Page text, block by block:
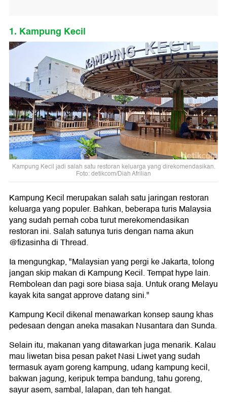
1. Kampung Kecil
Kampung Kecil jadi salah satu restoran keluarga yang direkomendasikan.
Foto: detikcom/Diah Afrilian
Kampung Kecil merupakan salah satu jaringan restoran
keluarga yang populer. Bahkan, beberapa turis Malaysia
yang sudah pernah coba turut merekomendasikan
restoran ini. Salah satunya turis dengan nama akun
@fizasinha di Thread.
Ia mengungkap, "Malaysian yang pergi ke Jakarta, tolong
jangan skip makan di Kampung Kecil. Tempat hype lain.
Rembolean dan pagi sore biasa saja. Untuk orang Melayu
kayak kita sangat approve datang sini."
Kampung Kecil dikenal menawarkan konsep saung khas
pedesaan dengan aneka masakan Nusantara dan Sunda.
Selain itu, makanan yang ditawarkan juga menarik. Kalau
mau liwetan bisa pesan paket Nasi Liwet yang sudah
termasuk ayam goreng kampung, udang kampung kecil,
bakwan jagung, keripuk tempa bandung, tahu goreng,
sayur asem, sambal, lalapan, dan teh hangat.